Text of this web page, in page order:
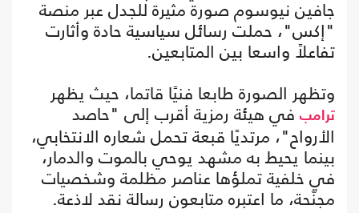
جافين نيوسوم صورة مثيرة للجدل عبر منصة
"إكس"، حملت رسائل سياسية حادة وأثارت
تفاعلاً واسعا بين المتابعين.
وتظهر الصورة طابعا فنيًا قاتما، حيث يظهر
ترامب في هيئة رمزية أقرب إلى "حاصد
الأرواح"، مرتديًا قبعة تحمل شعاره الانتخابي،
بينما يحيط به مشهد يوحي بالموت والدمار،
في خلفية تملؤها عناصر مظلمة وشخصيات
مجنّحة، ما اعتبره متابعون رسالة نقد لاذعة.